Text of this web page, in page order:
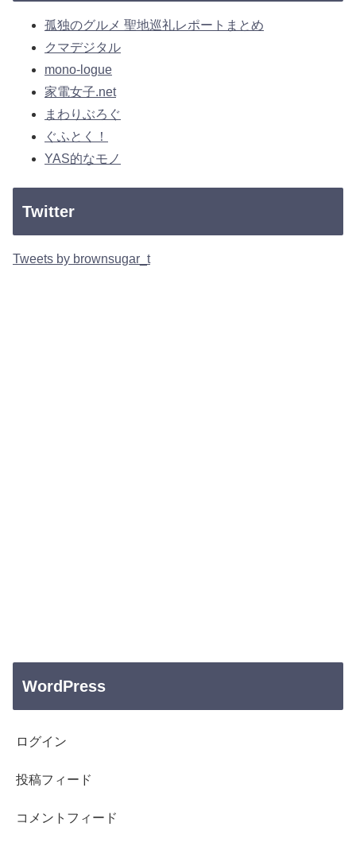
孤独のグルメ 聖地巡礼レポートまとめ
クマデジタル
mono-logue
家電女子.net
まわりぶろぐ
ぐふとく！
YAS的なモノ
Twitter
Tweets by brownsugar_t
WordPress
ログイン
投稿フィード
コメントフィード